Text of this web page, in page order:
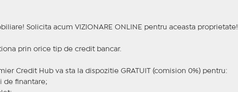
Solicita acum VIZIONARE ONLINE pentru aceasta proprietate!
prin orice tip de credit bancar.
Credit Hub va sta la dispozitie GRATUIT (comision 0%) pentru:
de finantare;